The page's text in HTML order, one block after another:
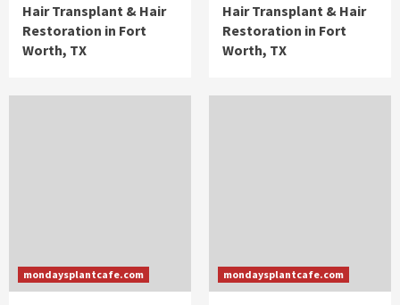
Hair Transplant & Hair
Restoration in Fort
Worth, TX
Hair Transplant & Hair
Restoration in Fort
Worth, TX
mondaysplantcafe.com mondaysplantcafe.com